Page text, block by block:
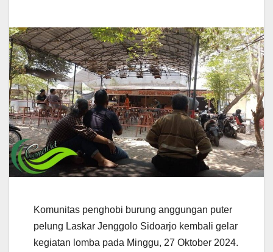
Komunitas penghobi burung anggungan puter
pelung Laskar Jenggolo Sidoarjo kembali gelar
kegiatan lomba pada Minggu, 27 Oktober 2024.